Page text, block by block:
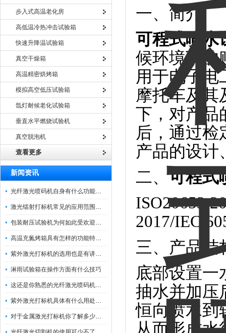
步入式高温老化房
高低温冷热冲击试验箱
快速升降温试验箱
真空干燥箱
高温精密烘烤箱
模拟高空低压试验箱
氙灯耐候老化试验箱
垂直水平燃烧试验机
真空脱泡机
查看更多
新闻资讯
光纤激光喷码机自身有什么功能？不妨看看下文
激光镭射打标机常见的应用范围如下
包装耐压试验机为何如此受欢迎呢？
高温充氮烤箱具有怎样的功能特点呢？
紫外激光打标机的选用也是有讲究的
淋雨试验箱在操作方面有什么技巧
这还是你熟悉的光纤激光喷码机吗？
紫外激光打标机具体有什么用处呢？
对于金属激光打标机你了解多少呢？
一、简介
可程式喷水
候环境下的
用于电子电
摩托车及其
下，对产品
后，通过检
产品的设计
二、可程式
2017/IEC
三、产品结
底部设置一
抽水并加压
恒向喷水到
从而形成水